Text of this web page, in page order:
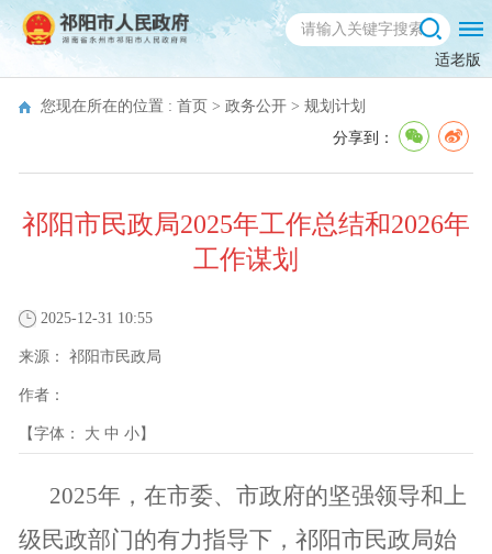
适老版
您现在所在的位置 : 首页 > 政务公开 > 规划计划
分享到：
祁阳市民政局2025年工作总结和2026年
工作谋划
2025-12-31 10:55
来源： 祁阳市民政局
作者：
【字体： 大 中 小】
2025年，在市委、市政府的坚强领导和上
级民政部门的有力指导下，祁阳市民政局始